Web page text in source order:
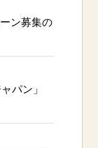
ン募集の
パン」